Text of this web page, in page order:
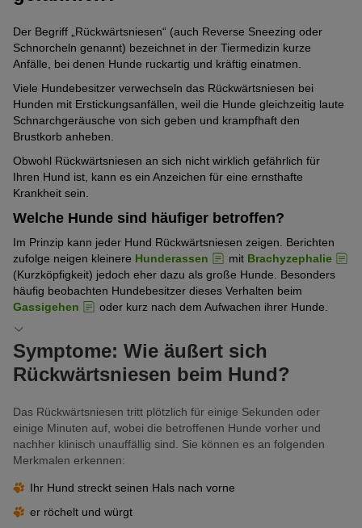
Der Begriff „Rückwärtsniesen“ (auch Reverse Sneezing oder
Schnorcheln genannt) bezeichnet in der Tiermedizin kurze
Anfälle, bei denen Hunde ruckartig und kräftig einatmen.
Viele Hundebesitzer verwechseln das Rückwärtsniesen bei
Hunden mit Erstickungsanfällen, weil die Hunde gleichzeitig laute
Schnarchgeräusche von sich geben und krampfhaft den
Brustkorb anheben.
Obwohl Rückwärtsniesen an sich nicht wirklich gefährlich für
Ihren Hund ist, kann es ein Anzeichen für eine ernsthafte
Krankheit sein.
Welche Hunde sind häufiger betroffen?
Im Prinzip kann jeder Hund Rückwärtsniesen zeigen. Berichten
zufolge neigen kleinere Hunderassen mit Brachyzephalie
(Kurzköpfigkeit) jedoch eher dazu als große Hunde. Besonders
häufig beobachten Hundebesitzer dieses Verhalten beim
Gassigehen
oder kurz nach dem Aufwachen ihrer Hunde.
Symptome: Wie äußert sich
Rückwärtsniesen beim Hund?
Das Rückwärtsniesen tritt plötzlich für einige Sekunden oder
einige Minuten auf, wobei die betroffenen Hunde vorher und
nachher klinisch unauffällig sind. Sie können es an folgenden
Merkmalen erkennen:
Ihr Hund streckt seinen Hals nach vorne
er röchelt und würgt